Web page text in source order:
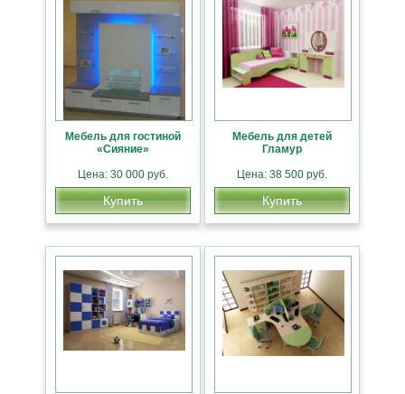
Мебель для гостиной
«Сияние»
Цена: 30 000 руб.
Купить
Мебель для детей
Гламур
Цена: 38 500 руб.
Купить